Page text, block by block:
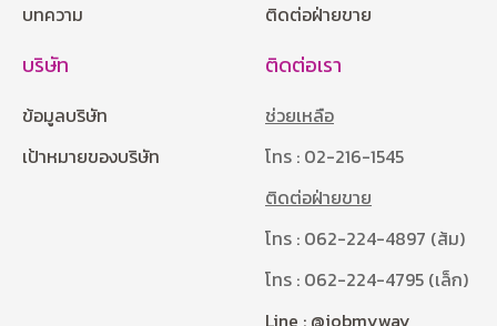
บทความ
ติดต่อฝ่ายขาย
บริษัท
ข้อมูลบริษัท
เป้าหมายของบริษัท
ติดต่อเรา
ช่วยเหลือ
โทร : 02-216-1545
ติดต่อฝ่ายขาย
โทร : 062-224-4897 (ส้ม)
โทร : 062-224-4795 (เล็ก)
Line : @jobmyway